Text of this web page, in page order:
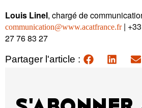
Louis Linel, chargé de
communication@www.acatfrance.fr|
27 76 83 27
Partager l'article :